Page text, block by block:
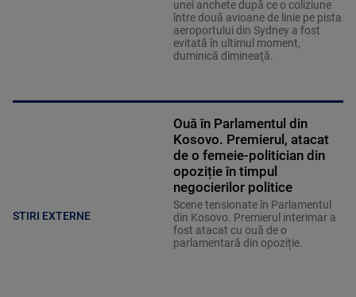
unei anchete după ce o coliziune
între două avioane de linie pe pista
aeroportului din Sydney a fost
evitată în ultimul moment,
duminică dimineaţă.
STIRI EXTERNE
Ouă în Parlamentul din
Kosovo. Premierul, atacat
de o femeie-politician din
opoziție în timpul
negocierilor politice
Scene tensionate în Parlamentul
din Kosovo. Premierul interimar a
fost atacat cu ouă de o
parlamentară din opoziție.